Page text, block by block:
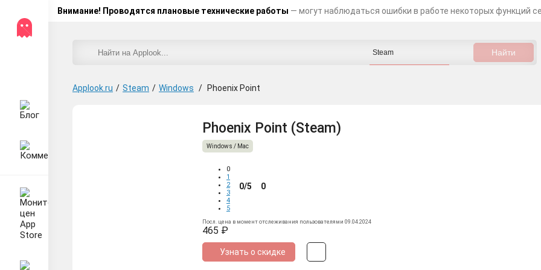
Внимание! Проводятся плановые технические работы — могут наблюдаться ошибки в работе некоторых функций
Applook.ru / Steam / Windows / Phoenix Point
Phoenix Point (Steam)
Windows / Mac
0
1
2
3
4
5
0/5 0
Посл. цена в момент отслеживания пользователями 09.04.2024
465 ₽
Узнать о скидке